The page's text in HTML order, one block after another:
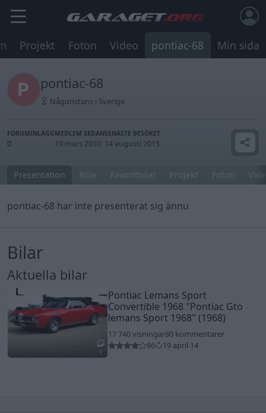
Projekt Foton Video pontiac-68 Min sida
pontiac-68
Någonstans i Sverige
FORUMINLÄGG
0
MEDLEM SEDAN
19 mars 2010
SENASTE BESÖKET
14 augusti 2015
Presentation Bilar Favoritbilar Projekt Foton
pontiac-68 har inte presenterat sig ännu
Bilar
Aktuella bilar
9
Pontiac Lemans Sport
Convertible 1968 "Pontiac Gto
lemans Sport 1968" (1968)
17 740 visningar80 kommentarer
86
19 april 14